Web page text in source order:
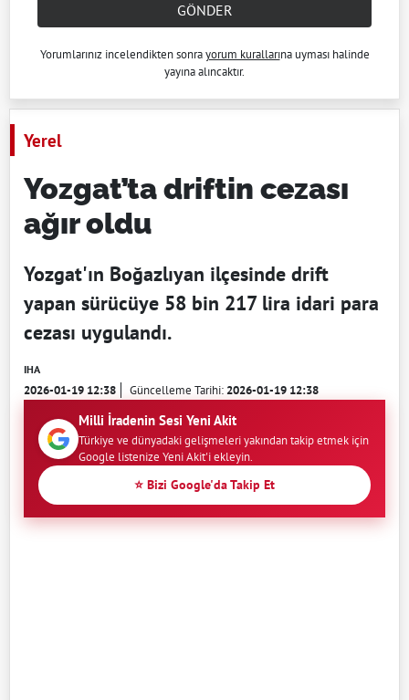
GÖNDER
Yorumlarınız incelendikten sonrayorum kurallarına uyması halinde
yayına alıncaktır.
Yerel
Yozgat’ta driftin cezası
ağır oldu
Yozgat'ın Boğazlıyan ilçesinde drift
yapan sürücüye 58 bin 217 lira idari para
cezası uygulandı.
IHA
2026-01-19 12:38 Güncelleme Tarihi:2026-01-19 12:38
Milli İradenin Sesi Yeni Akit
Türkiye ve dünyadaki gelişmeleri yakından takip etmek için
Google listenize Yeni Akit'i ekleyin.
⭐ Bizi Google'da Takip Et